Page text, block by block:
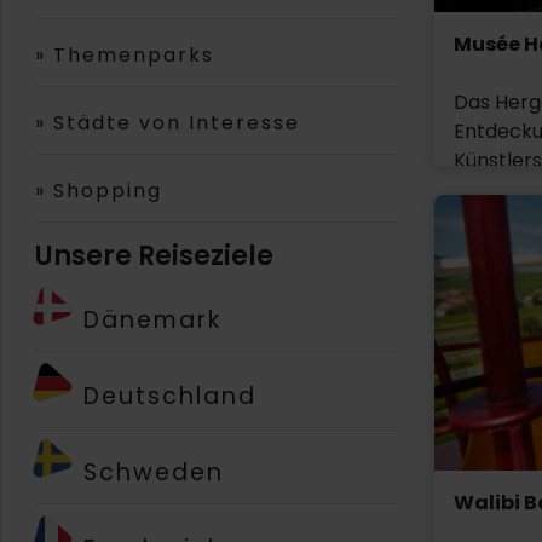
» Themenparks
» Städte von Interesse
» Shopping
Unsere Reiseziele
Dänemark
Deutschland
Schweden
Musée
Das
800
um die
seinen
die zwei
und
Erleben
Hergé
Walibi